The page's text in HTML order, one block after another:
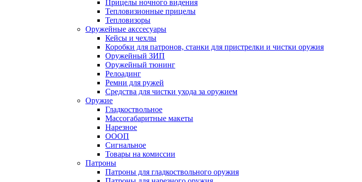
Прицелы ночного видения
Тепловизионные прицелы
Тепловизоры
Оружейные акссесуары
Кейсы и чехлы
Коробки для патронов, станки для пристрелки и чистки оружия
Оружейный ЗИП
Оружейный тюнинг
Релоадинг
Ремни для ружей
Средства для чистки ухода за оружием
Оружие
Гладкоствольное
Массогабаритные макеты
Нарезное
ОООП
Сигнальное
Товары на комиссии
Патроны
Патроны для гладкоствольного оружия